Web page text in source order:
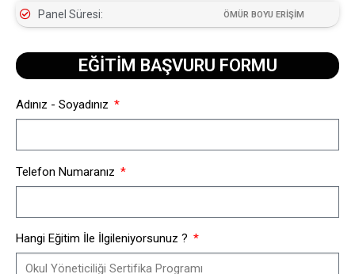
Panel Süresi: ÖMÜR BOYU ERİŞİM
EĞİTİM BAŞVURU FORMU​
Adınız - Soyadınız
Telefon Numaranız
Hangi Eğitim İle İlgileniyorsunuz ?